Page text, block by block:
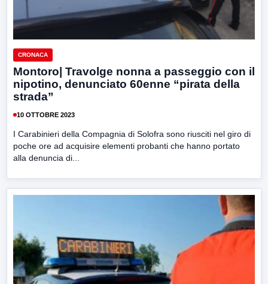
CRONACA
Montoro| Travolge nonna a passeggio con il
nipotino, denunciato 60enne “pirata della
strada”
10 OTTOBRE 2023
I Carabinieri della Compagnia di Solofra sono riusciti nel giro di
poche ore ad acquisire elementi probanti che hanno portato
alla denuncia di...